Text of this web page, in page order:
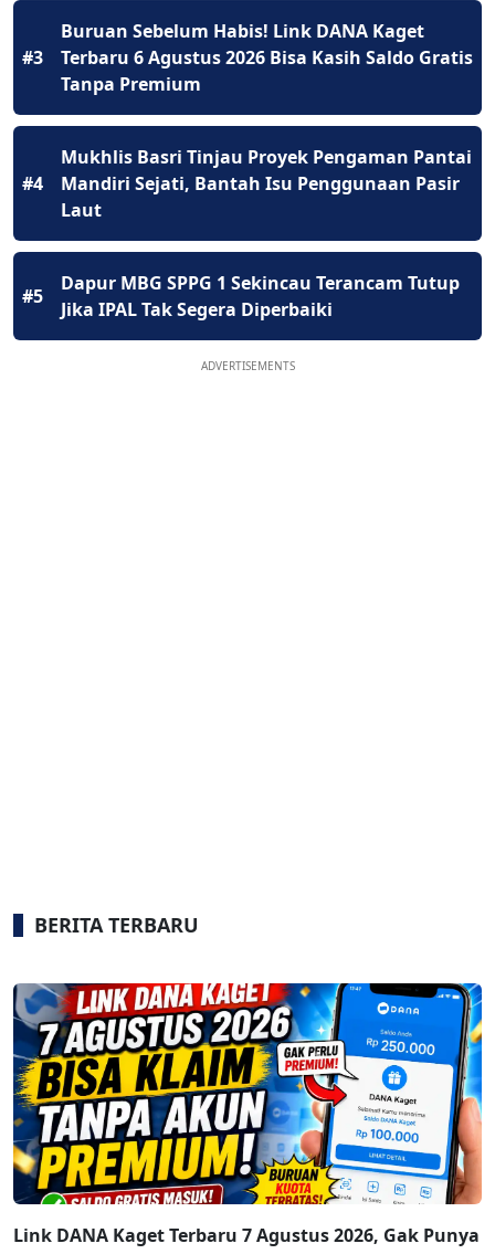
#3
Buruan Sebelum Habis! Link DANA Kaget
Terbaru 6 Agustus 2026 Bisa Kasih Saldo Gratis
Tanpa Premium
#4
Mukhlis Basri Tinjau Proyek Pengaman Pantai
Mandiri Sejati, Bantah Isu Penggunaan Pasir
Laut
#5
Dapur MBG SPPG 1 Sekincau Terancam Tutup
Jika IPAL Tak Segera Diperbaiki
ADVERTISEMENTS
BERITA TERBARU
Link DANA Kaget Terbaru 7 Agustus 2026, Gak Punya